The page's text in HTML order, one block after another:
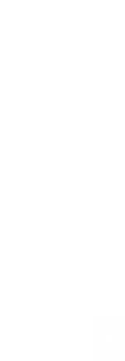
SENHA?